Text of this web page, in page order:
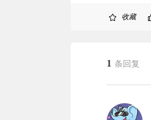
收藏
1 条回复